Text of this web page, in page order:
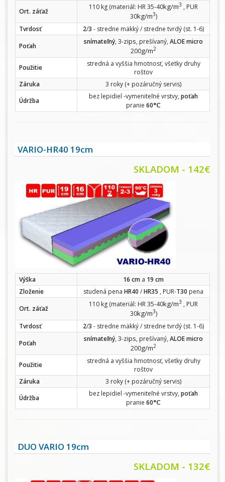
Ort. záťaž
110 kg (materiál: HR 35-40kg/m3 , PUR
30kg/m3)
Tvrdosť
2/3 - stredne mäkký / stredne tvrdý (st. 1-6)
Poťah
snímateľný, 3-zips, prešívaný, ALOE micro
200g/m2
Použitie
stredná a vyššia hmotnosť, všetky druhy
roštov
Záruka
3 roky (+ pozáručný servis)
Údržba
bez lepidiel -vymeniteľné vrstvy, poťah
pranie 60°C
VARIO-HR40 19cm
SKLADOM - 142€
Výška 16 cm a 19 cm
Zloženie
studená pena HR40 /HR35 , PUR-T30 pena
Ort. záťaž
110 kg (materiál: HR 35-40kg/m3 , PUR
30kg/m3)
Tvrdosť
2/3 - stredne mäkký / stredne tvrdý (st. 1-6)
Poťah
snímateľný, 3-zips, prešívaný, ALOE micro
200g/m2
Použitie
stredná a vyššia hmotnosť, všetky druhy
roštov
Záruka
3 roky (+ pozáručný servis)
Údržba
bez lepidiel -vymeniteľné vrstvy, poťah
pranie 60°C
DUO VARIO 19cm
SKLADOM - 132€